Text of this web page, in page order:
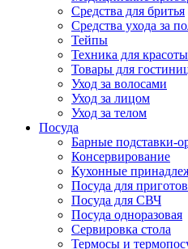
Средства для бритья
Средства ухода за
Тейпы
Техника для
Товары для
Уход за волосами
Уход за лицом
Уход за телом
Посуда
Барные подставки-
Консервирование
Кухонные
Посуда для
Посуда для СВЧ
Посуда одноразовая
Сервировка стола
Термосы и